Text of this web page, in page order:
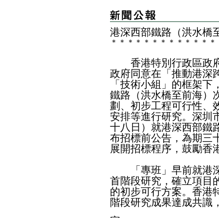
港深西部鐵路（洪水橋
＊ ＊ ＊ ＊ ＊ ＊ ＊ ＊ ＊ ＊ ＊ ＊ ＊
香港特別行政區政府
政府同意在「推動港深
「技術小組」的框架
鐵路（洪水橋至前海）
劃、初步工程可行性、
安排等進行研究。深圳
十八日）就港深西部鐵
布招標前公告，為期三
展開招標程序，鼓勵香
「專班」早前就港深
首階段研究，確立項目
的初步可行方案。香港
階段研究成果達成共識